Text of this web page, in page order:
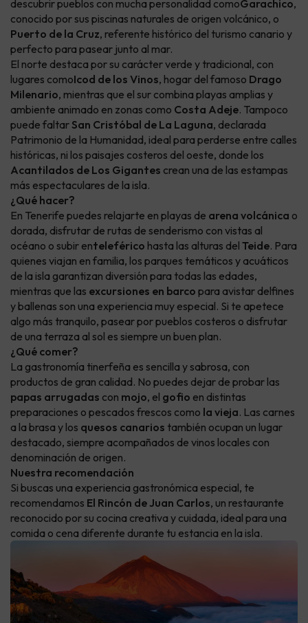
descubrir pueblos con mucha personalidad comoGarachico,
conocido por sus piscinas naturales de origen volcánico, o
Puerto de la Cruz, referente histórico del turismo canario y
perfecto para pasear junto al mar.
El norte destaca por su carácter verde y tradicional, con
lugares comoIcod de los Vinos, hogar del famoso Drago
Milenario, mientras que el sur combina playas amplias y
ambiente animado en zonas como Costa Adeje. Tampoco
puede faltar San Cristóbal de La Laguna, declarada
Patrimonio de la Humanidad, ideal para perderse entre calles
históricas, ni los paisajes costeros del oeste, donde los
Acantilados de Los Gigantes crean una de las estampas
más espectaculares de la isla.
¿Qué hacer?
En Tenerife puedes relajarte en playas de arena volcánica o
dorada, disfrutar de rutas de senderismo con vistas al
océano o subir enteleférico hasta las alturas del Teide. Para
quienes viajan en familia, los parques temáticos y acuáticos
de la isla garantizan diversión para todas las edades,
mientras que las excursiones en barco para avistar delfines
y ballenas son una experiencia muy especial. Si te apetece
algo más tranquilo, pasear por pueblos costeros o disfrutar
de una terraza al sol es siempre un buen plan.
¿Qué comer?
La gastronomía tinerfeña es sencilla y sabrosa, con
productos de gran calidad. No puedes dejar de probar las
papas arrugadas con mojo, el gofio en distintas
preparaciones o pescados frescos como la vieja. Las carnes
a la brasa y los quesos canarios también ocupan un lugar
destacado, siempre acompañados de vinos locales con
denominación de origen.
Nuestra recomendación
Si buscas una experiencia gastronómica especial, te
recomendamos El Rincón de Juan Carlos, un restaurante
reconocido por su cocina creativa y cuidada, ideal para una
comida o cena diferente durante tu estancia en la isla.